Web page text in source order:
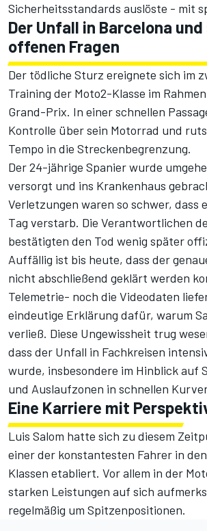
Sicherheitsstandards auslöste - mit
Der Unfall in Barcelona und
offenen Fragen
Der tödliche Sturz ereignete sich im
Training der Moto2-Klasse im
Grand-Prix. In einer schnellen
Kontrolle über sein Motorrad und
Tempo in die Streckenbegrenzung.
Der 24-jährige Spanier wurde
versorgt und ins Krankenhaus
Verletzungen waren so schwer, dass
Tag verstarb. Die Verantwortlichen
bestätigten den Tod wenig später
Auffällig ist bis heute, dass der
nicht abschließend geklärt werden
Telemetrie- noch die Videodaten
eindeutige Erklärung dafür, warum
verließ. Diese Ungewissheit trug
dass der Unfall in Fachkreisen
wurde, insbesondere im Hinblick auf
und Auslaufzonen in schnellen
Eine Karriere mit
Luis Salom hatte sich zu diesem
einer der konstantesten Fahrer in
Klassen etabliert. Vor allem in der
starken Leistungen auf sich
regelmäßig um Spitzenpositionen.